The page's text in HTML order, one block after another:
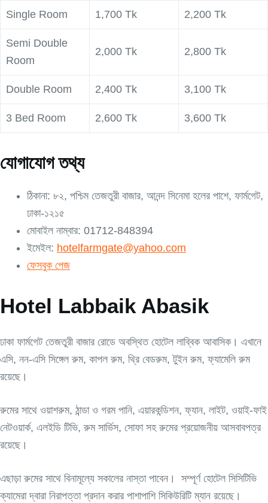
Single Room 1,700 Tk 2,200 Tk
Semi Double
Room
2,000 Tk 2,800 Tk
Double Room 2,400 Tk 3,100 Tk
3 Bed Room 2,600 Tk 3,600 Tk
যোগাযোগ তথ্য
ঠিকানা: ৮২, পশ্চিম তেজতুরী বাজার, আনন্দ সিনেমা হলের পাশে, ফার্মগেট,
ঢাকা-১২১৫
মোবাইল নাম্বার: 01712-848394
ইমেইল: hotelfarmgate@yahoo.com
ফেসবুক পেজ
Hotel Labbaik Abasik
ঢাকা ফার্মগেট তেজতুরী বাজার রোডে অবস্থিত হোটেল লাব্বিক আবাসিক। এখানে
এসি, নন-এসি সিঙ্গেল রুম, কাপল রুম, থ্রি বেডরুম, টুইন রুম, ফ্যামেলি রুম
রয়েছে।
রুমের সাথে ওয়াশরুম, ঠান্ডা ও গরম পানি, এয়ারকন্ডিশন, ফ্যান, লাইট, ওয়াই-ফাই
নেটওয়ার্ক, এলইডি টিভি, রুম সার্ভিস, সোফা সহ রুমের প্রয়োজনীয় আসবাবপত্র
রয়েছে।
এছাড়া রুমের সাথে বিনামূল্যে সকালের নাস্তা পাবেন। সম্পূর্ণ হোটেল সিসিটিভি
ক্যামেরা দ্বারা নিরাপত্তা প্রদান করার পাশাপাশি সিকিউরিটি ম্যান রয়েছে।